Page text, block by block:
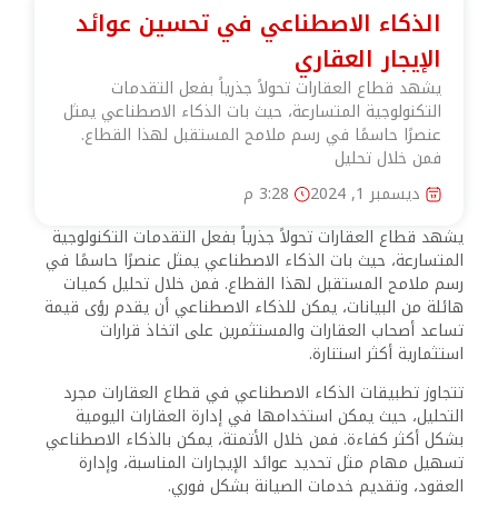
الذكاء الاصطناعي في تحسين عوائد
الإيجار العقاري
يشهد قطاع العقارات تحولاً جذرياً بفعل التقدمات
التكنولوجية المتسارعة، حيث بات الذكاء الاصطناعي يمثل
عنصرًا حاسمًا في رسم ملامح المستقبل لهذا القطاع.
فمن خلال تحليل
ديسمبر 1, 2024
3:28 م
يشهد قطاع العقارات تحولاً جذرياً بفعل التقدمات التكنولوجية
المتسارعة، حيث بات الذكاء الاصطناعي يمثل عنصرًا حاسمًا في
رسم ملامح المستقبل لهذا القطاع. فمن خلال تحليل كميات
هائلة من البيانات، يمكن للذكاء الاصطناعي أن يقدم رؤى قيمة
تساعد أصحاب العقارات والمستثمرين على اتخاذ قرارات
استثمارية أكثر استنارة.
تتجاوز تطبيقات الذكاء الاصطناعي في قطاع العقارات مجرد
التحليل، حيث يمكن استخدامها في إدارة العقارات اليومية
بشكل أكثر كفاءة. فمن خلال الأتمتة، يمكن بالذكاء الاصطناعي
تسهيل مهام مثل تحديد عوائد الإيجارات المناسبة، وإدارة
العقود، وتقديم خدمات الصيانة بشكل فوري.